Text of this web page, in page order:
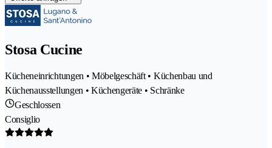
Stosa Cucine
Kücheneinrichtungen • Möbelgeschäft • Küchenbau und
Küchenausstellungen • Küchengeräte • Schränke
Geschlossen
Consiglio